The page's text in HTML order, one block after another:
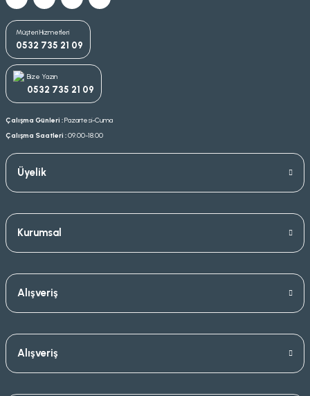
Müşteri Hizmetleri
0532 735 21 09
Bize Yazın
0532 735 21 09
Çalışma Günleri :Pazartesi-Cuma
Çalışma Saatleri :09.00-18.00
Üyelik
Kurumsal
Alışveriş
Alışveriş